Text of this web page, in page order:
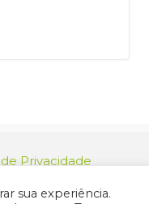
Privacidade
3955-9000
sua experiência.